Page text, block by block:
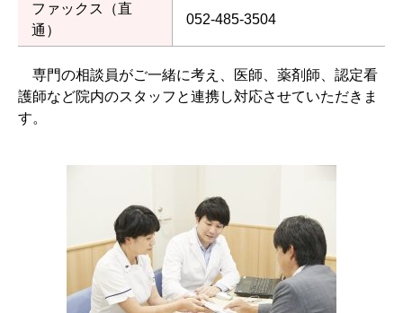
ファックス（直
通）
052-485-3504
専門の相談員がご一緒に考え、医師、薬剤師、認定看
護師など院内のスタッフと連携し対応させていただきま
す。